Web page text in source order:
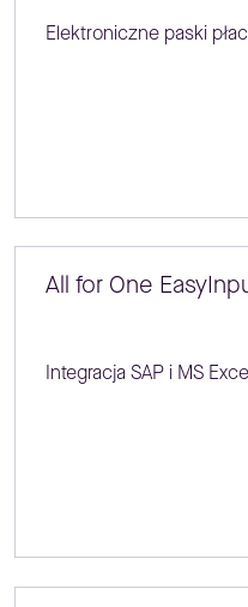
Elektroniczne paski
All for One
Integracja SAP i MS